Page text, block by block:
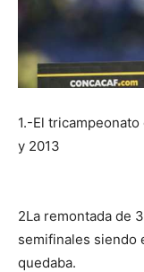
1.-El
y 2013
2La remontada de
semifinales siendo
quedaba.